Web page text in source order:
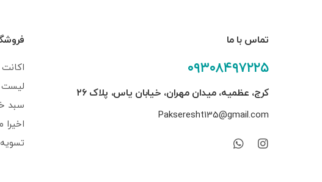
تماس با ما
۰۹۳۰۸۴۹۷۲۲۵
کرج، عظمیه، میدان مهران، خیابان یاس، پلاک ۲۶
Pakseresht135@gmail.com
اکانت
لیست
سبد